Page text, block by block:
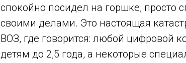
спокойно посидел на горшке, просто
своими делами. Это настоящая
ВОЗ, где говорится: любой цифровой
детям до 2,5 года, а некоторые